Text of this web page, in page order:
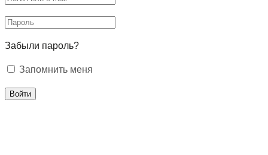
Забыли пароль?
Запомнить меня